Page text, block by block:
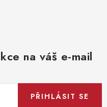
na váš e-mail
PŘIHLÁSIT SE